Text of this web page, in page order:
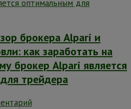
брокера Alpari и
как заработать на
брокер Alpari является
трейдера